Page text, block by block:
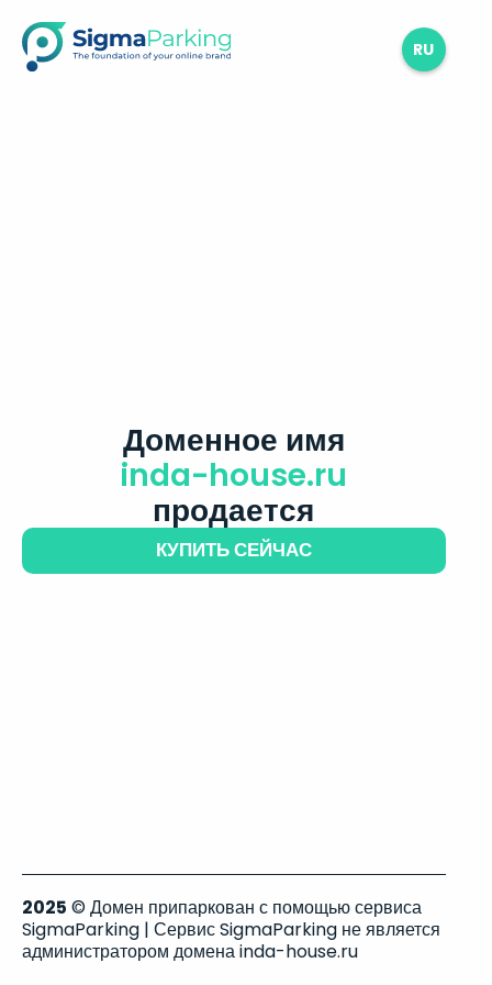
RU
Доменное имя
inda-house.ru
продается
КУПИТЬ СЕЙЧАС
2025 © Домен припаркован с помощью сервиса
SigmaParking | Сервис SigmaParking не является
администратором домена inda-house.ru